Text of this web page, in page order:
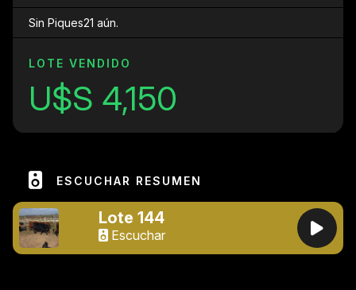
Sin Piques21 aún.
LOTE VENDIDO
U$S 4,150
ESCUCHAR RESUMEN
Lote 144
Escuchar